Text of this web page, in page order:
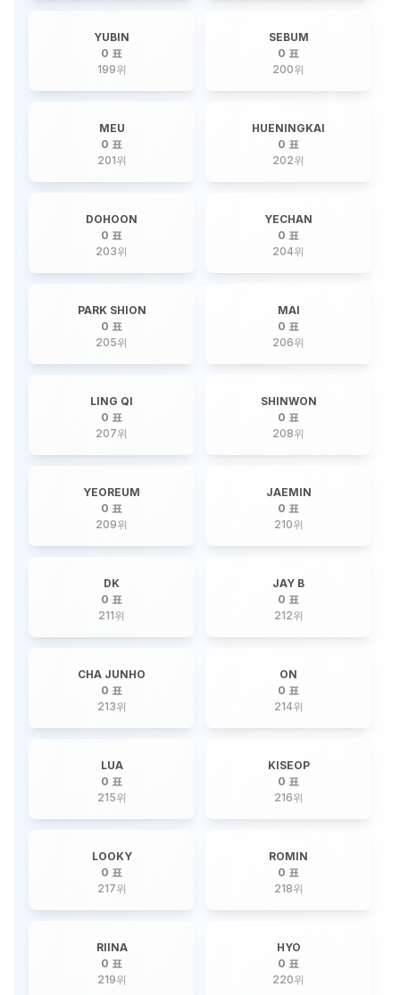
YUBIN
0 표
199위
SEBUM
0 표
200위
MEU
0 표
201위
HUENINGKAI
0 표
202위
DOHOON
0 표
203위
YECHAN
0 표
204위
PARK SHION
0 표
205위
MAI
0 표
206위
LING QI
0 표
207위
SHINWON
0 표
208위
YEOREUM
0 표
209위
JAEMIN
0 표
210위
DK
0 표
211위
JAY B
0 표
212위
CHA JUNHO
0 표
213위
ON
0 표
214위
LUA
0 표
215위
KISEOP
0 표
216위
LOOKY
0 표
217위
ROMIN
0 표
218위
RIINA
0 표
219위
HYO
0 표
220위